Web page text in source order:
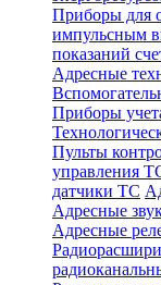
Приборы для
импульсным
показаний
Адресные
Приборы
Пульты
управления
датчики ТС
Адресные
Адресные